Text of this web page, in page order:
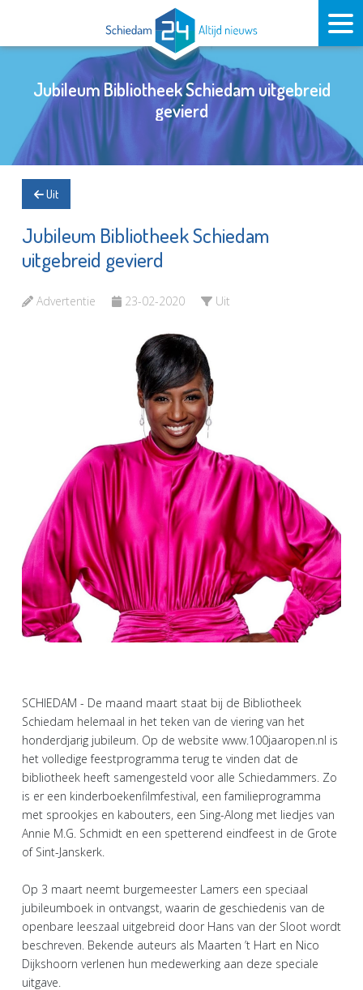
Jubileum Bibliotheek Schiedam uitgebreid
gevierd
Uit
Jubileum Bibliotheek Schiedam
uitgebreid gevierd
Advertentie 23-02-2020 Uit
SCHIEDAM - De maand maart staat bij de Bibliotheek
Schiedam helemaal in het teken van de viering van het
honderdjarig jubileum. Op de website www.100jaaropen.nl is
het volledige feestprogramma terug te vinden dat de
bibliotheek heeft samengesteld voor alle Schiedammers. Zo
is er een kinderboekenfilmfestival, een familieprogramma
met sprookjes en kabouters, een Sing-Along met liedjes van
Annie M.G. Schmidt en een spetterend eindfeest in de Grote
of Sint-Janskerk.
Op 3 maart neemt burgemeester Lamers een speciaal
jubileumboek in ontvangst, waarin de geschiedenis van de
openbare leeszaal uitgebreid door Hans van der Sloot wordt
beschreven. Bekende auteurs als Maarten ’t Hart en Nico
Dijkshoorn verlenen hun medewerking aan deze speciale
uitgave.